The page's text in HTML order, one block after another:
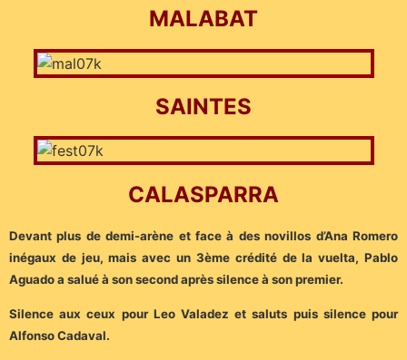
MALABAT
SAINTES
CALASPARRA
Devant plus de demi-arène et face à des novillos d’Ana Romero
inégaux de jeu, mais avec un 3ème crédité de la vuelta, Pablo
Aguado a salué à son second après silence à son premier.
Silence aux ceux pour Leo Valadez et saluts puis silence pour
Alfonso Cadaval.